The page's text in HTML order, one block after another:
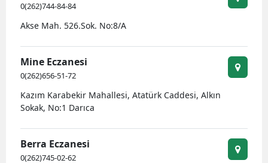
0(262)744-84-84
Akse Mah. 526.Sok. No:8/A
Mine Eczanesi
0(262)656-51-72
Kazım Karabekir Mahallesi, Atatürk Caddesi, Alkın
Sokak, No:1 Darıca
Berra Eczanesi
0(262)745-02-62